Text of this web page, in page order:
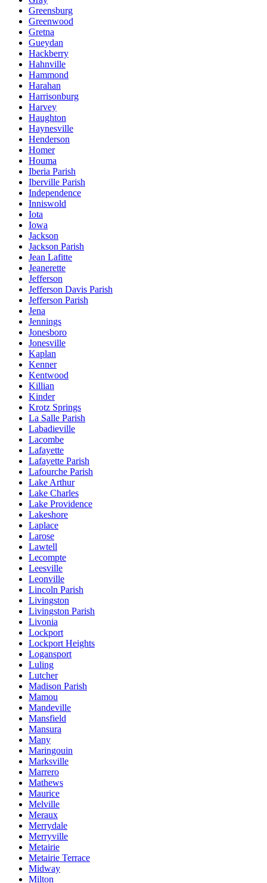
Greensburg
Greenwood
Gretna
Gueydan
Hackberry
Hahnville
Hammond
Harahan
Harrisonburg
Harvey
Haughton
Haynesville
Henderson
Homer
Houma
Iberia Parish
Iberville Parish
Independence
Inniswold
Iota
Iowa
Jackson
Jackson Parish
Jean Lafitte
Jeanerette
Jefferson
Jefferson Davis Parish
Jefferson Parish
Jena
Jennings
Jonesboro
Jonesville
Kaplan
Kenner
Kentwood
Killian
Kinder
Krotz Springs
La Salle Parish
Labadieville
Lacombe
Lafayette
Lafayette Parish
Lafourche Parish
Lake Arthur
Lake Charles
Lake Providence
Lakeshore
Laplace
Larose
Lawtell
Lecompte
Leesville
Leonville
Lincoln Parish
Livingston
Livingston Parish
Livonia
Lockport
Lockport Heights
Logansport
Luling
Lutcher
Madison Parish
Mamou
Mandeville
Mansfield
Mansura
Many
Maringouin
Marksville
Marrero
Mathews
Maurice
Melville
Meraux
Merrydale
Merryville
Metairie
Metairie Terrace
Midway
Milton